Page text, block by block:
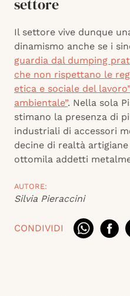
settore
Il settore vive dunque
dinamismo anche se i
guardia dal dumping
che non rispettano le
etica e sociale del
ambientale”. Nella sola
stimano la presenza di
industriali di accessori
decine di realtà
ottomila addetti
AUTORE:
Silvia Pieraccini
CONDIVIDI